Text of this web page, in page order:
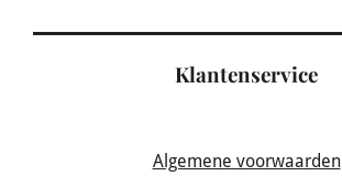
Klantenservice
Algemene voorwaarden